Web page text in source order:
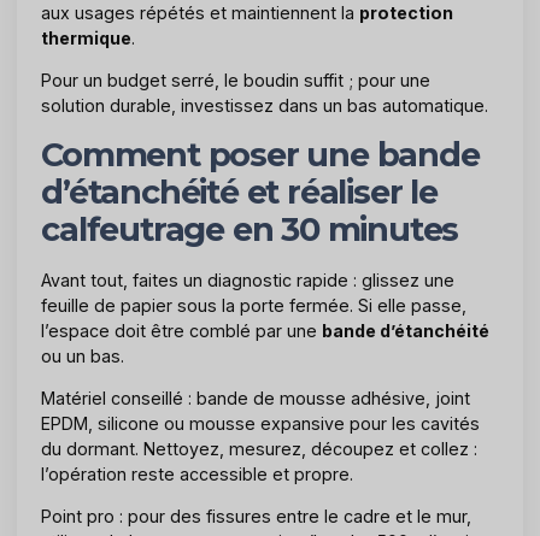
aux usages répétés et maintiennent la protection
thermique.
Pour un budget serré, le boudin suffit ; pour une
solution durable, investissez dans un bas automatique.
Comment poser une bande
d’étanchéité et réaliser le
calfeutrage en 30 minutes
Avant tout, faites un diagnostic rapide : glissez une
feuille de papier sous la porte fermée. Si elle passe,
l’espace doit être comblé par une bande d’étanchéité
ou un bas.
Matériel conseillé : bande de mousse adhésive, joint
EPDM, silicone ou mousse expansive pour les cavités
du dormant. Nettoyez, mesurez, découpez et collez :
l’opération reste accessible et propre.
Point pro : pour des fissures entre le cadre et le mur,